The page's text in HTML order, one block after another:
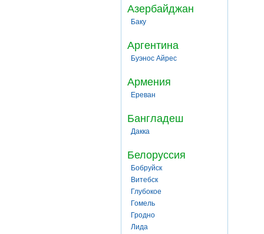
Азербайджан
Баку
Аргентина
Буэнос Айрес
Армения
Ереван
Бангладеш
Дакка
Белоруссия
Бобруйск
Витебск
Глубокое
Гомель
Гродно
Лида